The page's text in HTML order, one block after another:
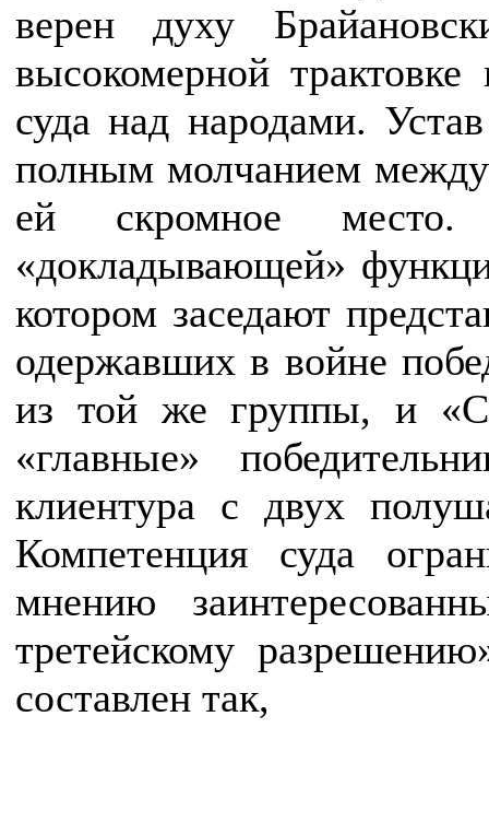
верен духу
высокомерной
суда над народами.
полным молчанием
ей скромное
«докладывающей»
котором заседают
одержавших в войне
из той же группы, и
«главные»
клиентура с двух
Компетенция суда
мнению
третейскому
составлен так,